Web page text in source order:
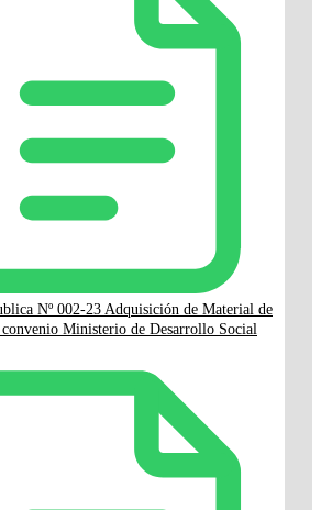
Nº 002-23 Adquisición de Material de
Ministerio de Desarrollo Social